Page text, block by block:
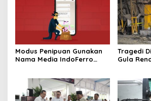
Modus Penipuan Gunakan
Nama Media IndoFerro
Tragedi
Gula